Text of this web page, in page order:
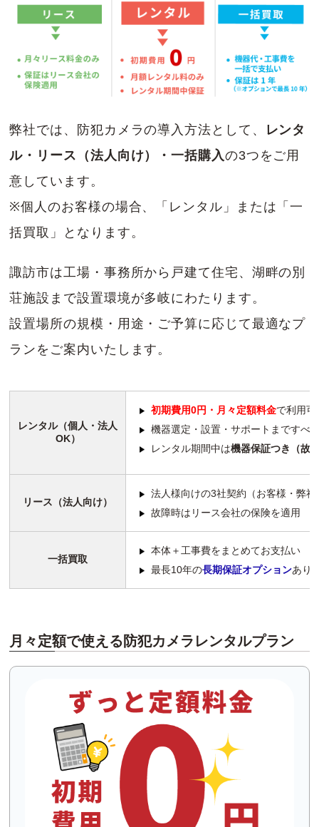
弊社では、防犯カメラの導入方法として、
レンタ
ル・リース（法人向け）・一括購入の3つをご用
意しています。
※個人のお客様の場合、「レンタル」または「一
括買取」となります。
諏訪市は工場・事務所から戸建て住宅、湖畔の別
荘施設まで設置環境が多岐にわたります。
設置場所の規模・用途・ご予算に応じて最適なプ
ランをご案内いたします。
レンタル（個人・法人
OK）
初期費用0円・月々定額料金で利用可
機器選定・設置・サポートまですべ
レンタル期間中は機器保証つき（故
リース（法人向け）
法人様向けの3社契約（お客様・弊
故障時はリース会社の保険を適用
一括買取
本体＋工事費をまとめてお支払い
最長10年の長期保証オプションあり
月々定額で使える防犯カメラレンタルプラン